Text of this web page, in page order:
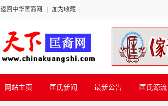
返回中华匡裔网 加为收藏
网站主页 匡氏新闻 最新公告 匡氏源流